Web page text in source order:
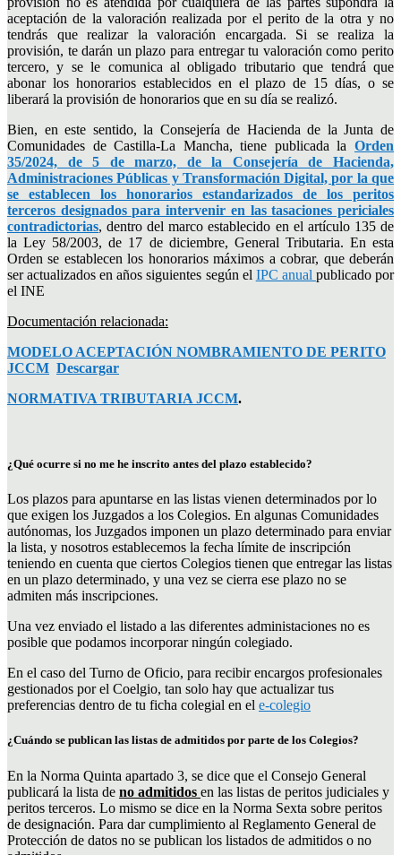
aceptación de la valoración realizada por el perito de la otra y no
tendrás que realizar la valoración encargada. Si se realiza la
provisión, te darán un plazo para entregar tu valoración como perito
tercero, y se le comunica al obligado tributario que tendrá que
abonar los honorarios establecidos en el plazo de 15 días, o se
liberará la provisión de honorarios que en su día se realizó.
Bien, en este sentido, la Consejería de Hacienda de la Junta de
Comunidades de Castilla-La Mancha, tiene publicada la Orden
35/2024, de 5 de marzo, de la Consejería de Hacienda,
Administraciones Públicas y Transformación Digital, por la que
se establecen los honorarios estandarizados de los peritos
terceros designados para intervenir en las tasaciones periciales
contradictorias, dentro del marco establecido en el artículo 135 de
la Ley 58/2003, de 17 de diciembre, General Tributaria. En esta
Orden se establecen los honorarios máximos a cobrar, que deberán
ser actualizados en años siguientes según el IPC anual publicado por
el INE
Documentación relacionada:
MODELO ACEPTACIÓN NOMBRAMIENTO DE PERITO
JCCM Descargar
NORMATIVA TRIBUTARIA JCCM.
¿Qué ocurre si no me he inscrito antes del plazo establecido?
Los plazos para apuntarse en las listas vienen determinados por lo
que exigen los Juzgados a los Colegios. En algunas Comunidades
autónomas, los Juzgados imponen un plazo determinado para enviar
la lista, y nosotros establecemos la fecha límite de inscripción
teniendo en cuenta que ciertos Colegios tienen que entregar las listas
en un plazo determinado, y una vez se cierra ese plazo no se
admiten más inscripciones.
Una vez enviado el listado a las diferentes administaciones no es
posible que podamos incorporar ningún colegiado.
En el caso del Turno de Oficio, para recibir encargos profesionales
gestionados por el Coelgio, tan solo hay que actualizar tus
preferencias dentro de tu ficha colegial en el e-colegio
¿Cuándo se publican las listas de admitidos por parte de los Colegios?
En la Norma Quinta apartado 3, se dice que el Consejo General
publicará la lista de no admitidos en las listas de peritos judiciales y
peritos terceros. Lo mismo se dice en la Norma Sexta sobre peritos
de designación. Para dar cumplimiento al Reglamento General de
Protección de datos no se publican los listados de admitidos o no